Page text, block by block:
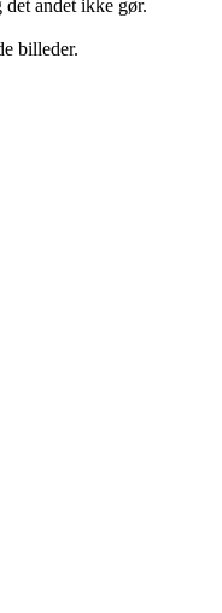
andet ikke gør.
billeder.